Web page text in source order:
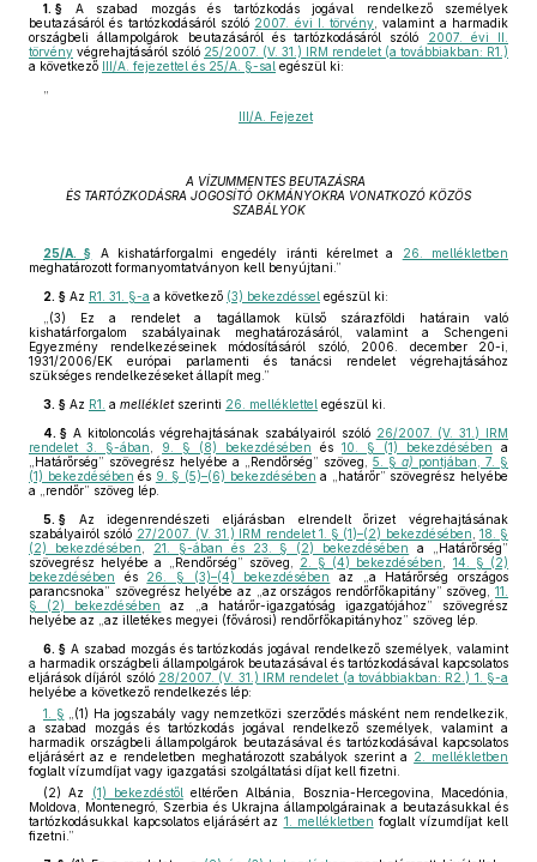
1. § A szabad mozgás és tartózkodás jogával rendelkező személyek
beutazásáról és tartózkodásáról szóló 2007. évi I. törvény , valamint a harmadik
országbeli állampolgárok beutazásáról és tartózkodásáról szóló
2007. évi II.
törvény végrehajtásáról szóló 25/2007. (V. 31.) IRM rendelet (a továbbiakban: R1.)
a következő III/A. fejezettel és 25/A. §-sal egészül ki:
III/A. Fejezet
A VÍZUMMENTES BEUTAZÁSRA
ÉS TARTÓZKODÁSRA JOGOSÍTÓ OKMÁNYOKRA VONATKOZÓ KÖZÖS
SZABÁLYOK
25/A. § A kishatárforgalmi engedély iránti kérelmet a
26. mellékletben
meghatározott formanyomtatványon kell benyújtani.”
2. § Az R1. 31. §-a a következő (3) bekezdéssel egészül ki:
„(3) Ez a rendelet a tagállamok külső szárazföldi határain való
kishatárforgalom szabályainak meghatározásáról, valamint a Schengeni
Egyezmény rendelkezéseinek módosításáról szóló, 2006. december 20-i,
1931/2006/EK európai parlamenti és tanácsi rendelet végrehajtásához
szükséges rendelkezéseket állapít meg.”
3. § Az R1. a mellékletszerinti 26. melléklettel egészül ki.
4. § A kitoloncolás végrehajtásának szabályairól szóló 26/2007. (V. 31.) IRM
rendelet 3. §-ában
9. § (8) bekezdésében és 10. § (1) bekezdésében a
„Határőrség” szövegrész helyébe a „Rendőrség” szöveg, 5. § a) pontjában, 7. §
(1) bekezdésében és 9. § (5)–(6) bekezdésében a „határőr” szövegrész helyébe
a „rendőr” szöveg lép.
5. § Az idegenrendészeti eljárásban elrendelt őrizet végrehajtásának
szabályairól szóló 27/2007. (V. 31.) IRM rendelet 1. § (1)–(2) bekezdésében 18. §
(2) bekezdésében
21. §-ában és 23. § (2) bekezdésében
a „Határőrség”
szövegrész helyébe a „Rendőrség” szöveg, 2. § (4) bekezdésében
14. § (2)
bekezdésében és 26. § (3)–(4) bekezdésében
az „a Határőrség országos
parancsnoka” szövegrész helyébe az „az országos rendőrfőkapitány” szöveg, 11.
§ (2) bekezdésében
az „a határőr-igazgatóság igazgatójához” szövegrész
helyébe az „az illetékes megyei (fővárosi) rendőrfőkapitányhoz” szöveg lép.
6. § A szabad mozgás és tartózkodás jogával rendelkező személyek, valamint
a harmadik országbeli állampolgárok beutazásával és tartózkodásával kapcsolatos
eljárások díjáról szóló 28/2007. (V. 31.) IRM rendelet (a továbbiakban: R2.) 1. §-a
helyébe a következő rendelkezés lép:
1. § „(1) Ha jogszabály vagy nemzetközi szerződés másként nem rendelkezik,
a szabad mozgás és tartózkodás jogával rendelkező személyek, valamint a
harmadik országbeli állampolgárok beutazásával és tartózkodásával kapcsolatos
eljárásért az e rendeletben meghatározott szabályok szerint a 2. mellékletben
foglalt vízumdíjat vagy igazgatási szolgáltatási díjat kell fizetni.
(2) Az
(1) bekezdéstől eltérően Albánia, Bosznia-Hercegovina, Macedónia,
Moldova, Montenegró, Szerbia és Ukrajna állampolgárainak a beutazásukkal és
tartózkodásukkal kapcsolatos eljárásért az 1. mellékletben foglalt vízumdíjat kell
fizetni.”